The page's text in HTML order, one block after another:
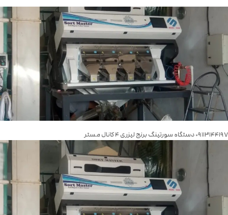
۰۹۱۱۳۱۴۴۱۹۷ دستگاه سورتینگ برنج لیزری ۴ کانال مستر